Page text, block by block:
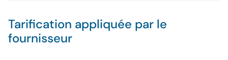
Tarification appliquée par le
fournisseur